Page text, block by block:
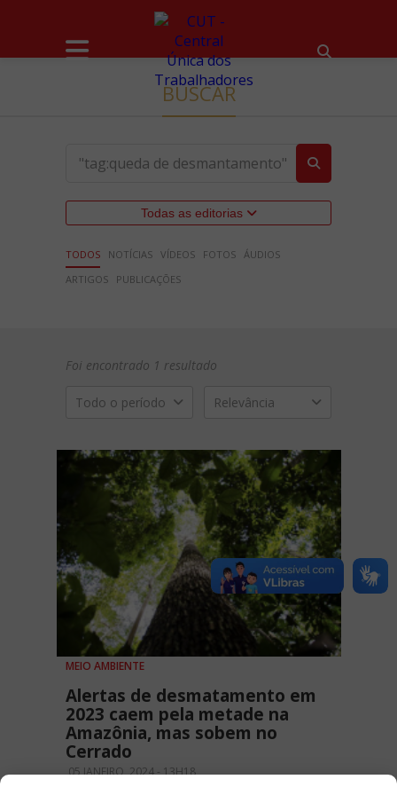
BUSCAR
Todas as editorias
TODOS NOTÍCIAS VÍDEOS FOTOS ÁUDIOS
ARTIGOS
PUBLICAÇÕES
Foi encontrado 1 resultado
Todo o período Relevância
MEIO AMBIENTE
Alertas de desmatamento em
2023 caem pela metade na
Amazônia, mas sobem no
Cerrado
05 JANEIRO, 2024 - 13H18